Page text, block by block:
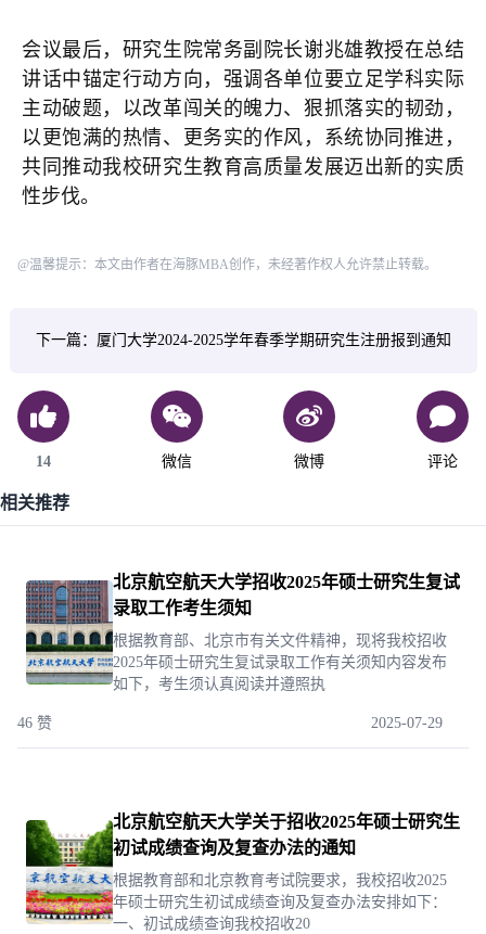
会议最后，研究生院常务副院长谢兆雄教授在总结
讲话中锚定行动方向，强调各单位要立足学科实际
主动破题，以改革闯关的魄力、狠抓落实的韧劲，
以更饱满的热情、更务实的作风，系统协同推进，
共同推动我校研究生教育高质量发展迈出新的实质
性步伐。
@温馨提示：本文由作者在海豚MBA创作，未经著作权人允许禁止转载。
下一篇：厦门大学2024-2025学年春季学期研究生注册报到通知
14 微信 微博 评论
相关推荐
北京航空航天大学招收2025年硕士研究生复试
录取工作考生须知
根据教育部、北京市有关文件精神，现将我校招收
2025年硕士研究生复试录取工作有关须知内容发布
如下，考生须认真阅读并遵照执
46 赞 2025-07-29
北京航空航天大学关于招收2025年硕士研究生
初试成绩查询及复查办法的通知
根据教育部和北京教育考试院要求，我校招收2025
年硕士研究生初试成绩查询及复查办法安排如下：
一、初试成绩查询我校招收20